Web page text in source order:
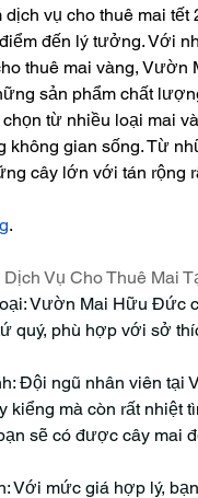
vụ cho thuê mai tết
đến lý tưởng. Với
thuê mai vàng,
sản phẩm chất
từ nhiều loại mai
gian sống. Từ
cây lớn với tán
.
Vụ Cho Thuê Mai
Vườn Mai Hữu Đức
quý, phù hợp với sở
Đội ngũ nhân viên
kiểng mà còn rất nhiệt
sẽ có được cây mai
Với mức giá hợp lý,